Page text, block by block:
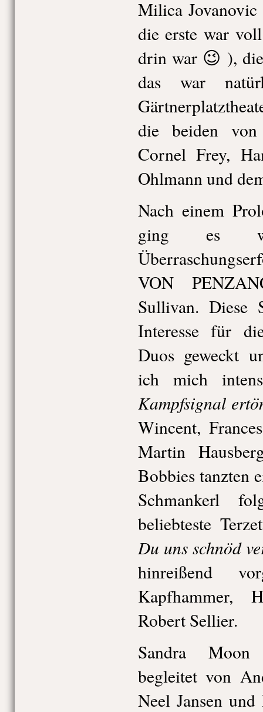
Milica Jovanovic
die erste war
drin war 😉 ),
das war
die beiden von
Cornel Frey,
Ohlmann und
Nach einem
ging es
VON
Sullivan. Diese
Interesse für
Duos geweckt
ich mich
Kampfsignal
Wincent,
Martin
Bobbies tanzten
Schmankerl
beliebteste
Du uns schnöd
hinreißend
Kapfhammer,
Robert Sellier.
Sandra Moon
begleitet von
Neel Jansen